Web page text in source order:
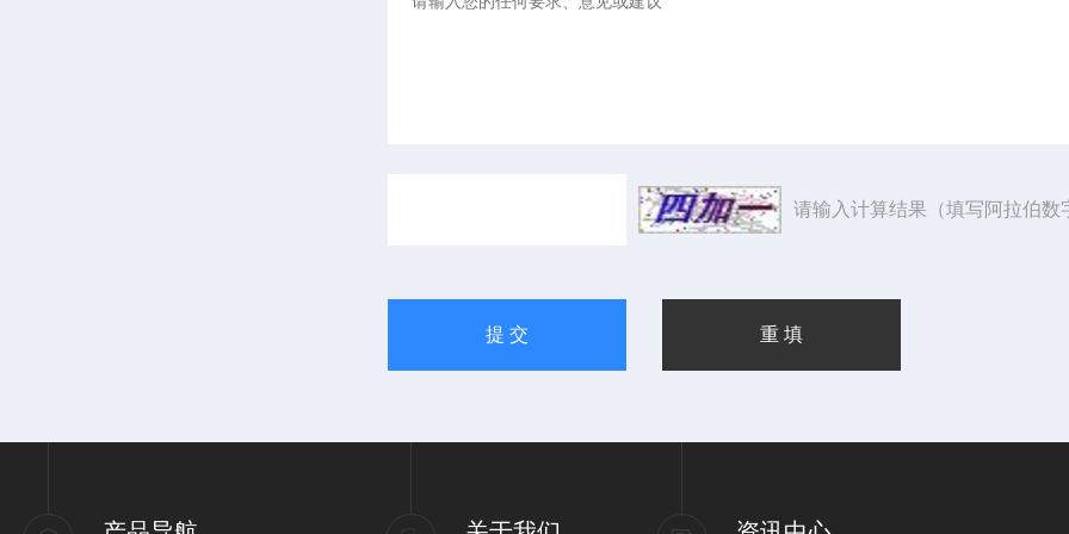
请输入计算结果（填写阿拉伯数